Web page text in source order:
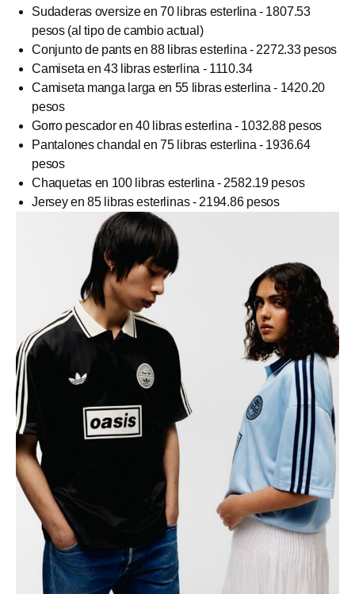
Sudaderas oversize en 70 libras esterlina - 1807.53
pesos (al tipo de cambio actual)
Conjunto de pants en 88 libras esterlina - 2272.33 pesos
Camiseta en 43 libras esterlina - 1110.34
Camiseta manga larga en 55 libras esterlina - 1420.20
pesos
Gorro pescador en 40 libras esterlina - 1032.88 pesos
Pantalones chandal en 75 libras esterlina - 1936.64
pesos
Chaquetas en 100 libras esterlina - 2582.19 pesos
Jersey en 85 libras esterlinas - 2194.86 pesos